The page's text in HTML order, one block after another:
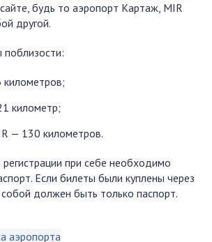
будь то аэропорт Картаж, MIR
другой.
километр;
— 130 километров.
при себе необходимо
Если билеты были куплены через
должен быть только паспорт.